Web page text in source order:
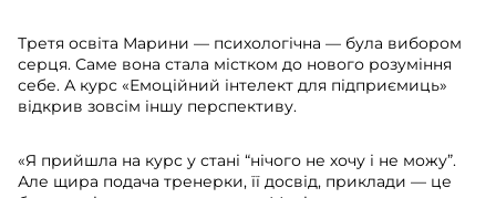
Третя освіта Марини — психологічна — була вибором
серця. Саме вона стала містком до нового розуміння
себе. А курс «Емоційний інтелект для підприємиць»
відкрив зовсім іншу перспективу.
«Я прийшла на курс у стані “нічого не хочу і не можу”.
Але щира подача тренерки, її досвід, приклади — це